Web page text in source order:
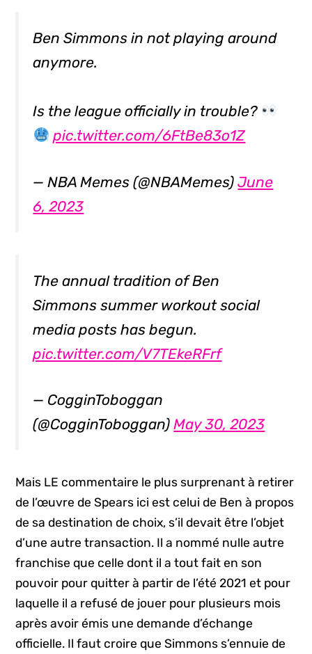
Ben Simmons in not playing around
anymore.
Is the league officially in trouble?
pic.twitter.com/6FtBe83o1Z
— NBA Memes (@NBAMemes)June
6, 2023
The annual tradition of Ben
Simmons summer workout social
media posts has begun.
pic.twitter.com/V7TEkeRFrf
— CogginToboggan
(@CogginToboggan)May 30, 2023
Mais LE commentaire le plus surprenant à retirer
de l’œuvre de Spears ici est celui de Ben à propos
de sa destination de choix, s’il devait être l’objet
d’une autre transaction. Il a nommé nulle autre
franchise que celle dont il a tout fait en son
pouvoir pour quitter à partir de l’été 2021 et pour
laquelle il a refusé de jouer pour plusieurs mois
après avoir émis une demande d’échange
officielle. Il faut croire que Simmons s’ennuie de